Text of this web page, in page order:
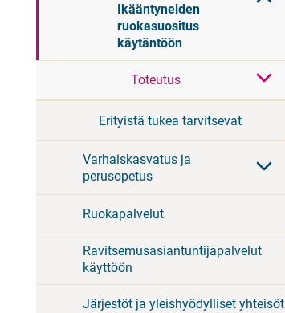
Ikääntyneiden
ruokasuositus
käytäntöön
Toteutus
Erityistä tukea tarvitsevat
Varhaiskasvatus ja
perusopetus
Ruokapalvelut
Ravitsemusasiantuntijapalvelut
käyttöön
Järjestöt ja yleishyödylliset yhteisöt